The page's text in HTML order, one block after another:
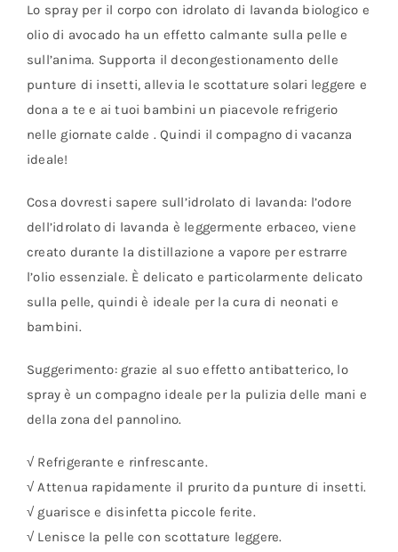
Lo spray per il corpo con idrolato di lavanda biologico e
olio di avocado ha un effetto calmante sulla pelle e
sull’anima. Supporta il decongestionamento delle
punture di insetti, allevia le scottature solari leggere e
dona a te e ai tuoi bambini un piacevole refrigerio
nelle giornate calde . Quindi il compagno di vacanza
ideale!
Cosa dovresti sapere sull’idrolato di lavanda: l’odore
dell’idrolato di lavanda è leggermente erbaceo, viene
creato durante la distillazione a vapore per estrarre
l’olio essenziale. È delicato e particolarmente delicato
sulla pelle, quindi è ideale per la cura di neonati e
bambini.
Suggerimento: grazie al suo effetto antibatterico, lo
spray è un compagno ideale per la pulizia delle mani e
della zona del pannolino.
√ Refrigerante e rinfrescante.
√ Attenua rapidamente il prurito da punture di insetti.
√ guarisce e disinfetta piccole ferite.
√ Lenisce la pelle con scottature leggere.